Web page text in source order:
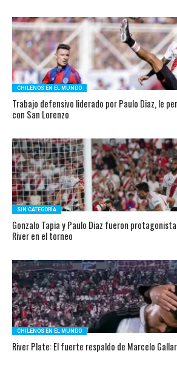
CHILENOS EN EL MUNDO
Trabajo defensivo liderado por Paulo Diaz, le
con San Lorenzo
SIN CATEGORÍA
Gonzalo Tapia y Paulo Diaz fueron
River en el torneo
CHILENOS EN EL MUNDO
River Plate: El fuerte respaldo de Marcelo